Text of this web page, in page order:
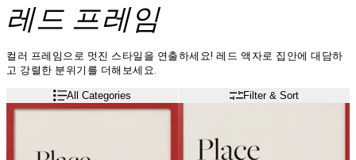
레드 프레임
컬러 프레임으로 멋진 스타일을 연출하세요! 레드 액자로 집안에 대담하
고 강렬한 분위기를 더해보세요.
All Categories Filter & Sort